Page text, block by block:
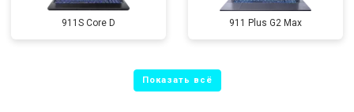
911S Core D 911 Plus G2 Max